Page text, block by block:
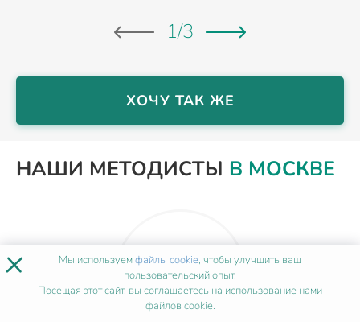
1/3
ХОЧУ ТАК ЖЕ
НАШИ МЕТОДИСТЫ В МОСКВЕ
× Мы используемфайлы cookie, чтобы улучшить ваш
пользовательский опыт.
Посещая этот сайт, вы соглашаетесь на использование нами
файлов cookie.